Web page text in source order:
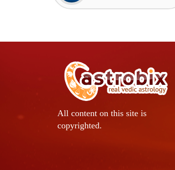
All content on this site is
copyrighted.